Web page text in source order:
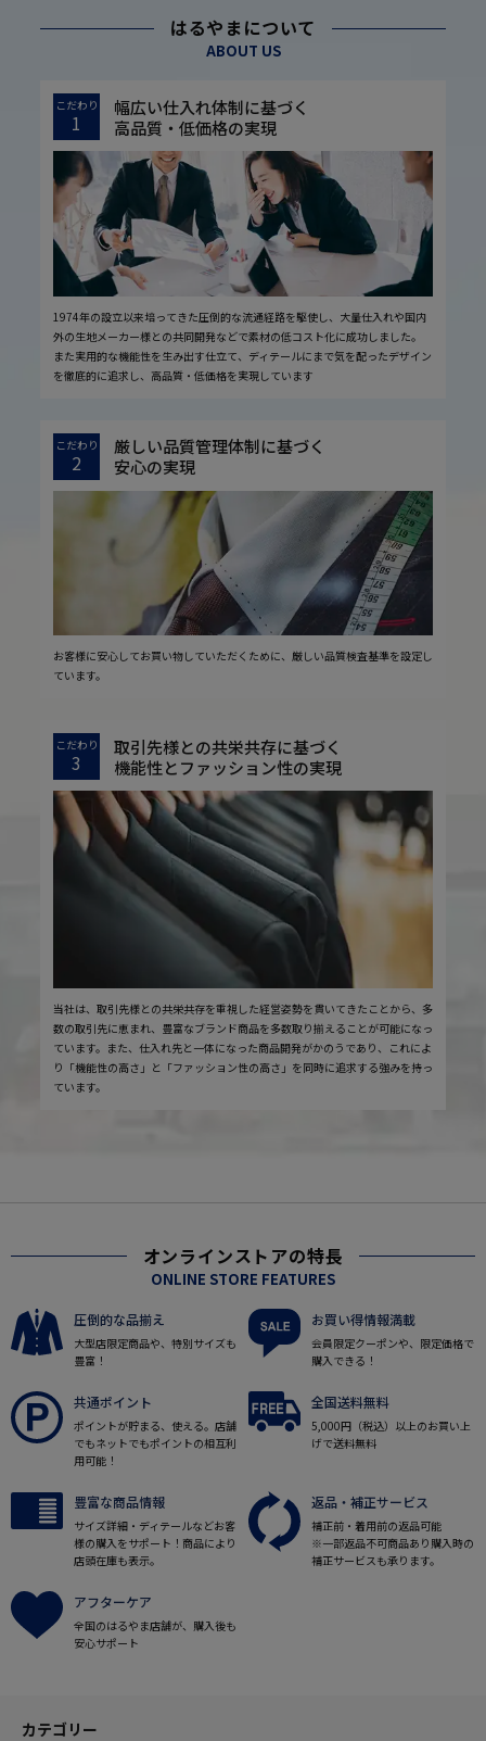
はるやまについて
ABOUT US
こだわり
1
幅広い仕入れ体制に基づく
高品質・低価格の実現
1974年の設立以来培ってきた圧倒的な流通経路を駆使し、大量仕入れや国内
外の生地メーカー様との共同開発などで素材の低コスト化に成功しました。
また実用的な機能性を生み出す仕立て、ディテールにまで気を配ったデザイン
を徹底的に追求し、高品質・低価格を実現しています
こだわり
2
厳しい品質管理体制に基づく
安心の実現
お客様に安心してお買い物していただくために、厳しい品質検査基準を設定し
ています。
こだわり
3
取引先様との共栄共存に基づく
機能性とファッション性の実現
当社は、取引先様との共栄共存を重視した経営姿勢を貫いてきたことから、多
数の取引先に恵まれ、豊富なブランド商品を多数取り揃えることが可能になっ
ています。また、仕入れ先と一体になった商品開発がかのうであり、これによ
り「機能性の高さ」と「ファッション性の高さ」を同時に追求する強みを持っ
ています。
オンラインストアの特長
ONLINE STORE FEATURES
圧倒的な品揃え
大型店限定商品や、特別サイズも
豊富！
お買い得情報満載
会員限定クーポンや、限定価格で
購入できる！
共通ポイント
ポイントが貯まる、使える。店舗
でもネットでもポイントの相互利
用可能！
全国送料無料
5,000円（税込）以上のお買い上
げで送料無料
豊富な商品情報
サイズ詳細・ディテールなどお客
様の購入をサポート！商品により
店頭在庫も表示。
返品・補正サービス
補正前・着用前の返品可能
※一部返品不可商品あり購入時の
補正サービスも承ります。
アフターケア
全国のはるやま店舗が、購入後も
安心サポート
カテゴリー